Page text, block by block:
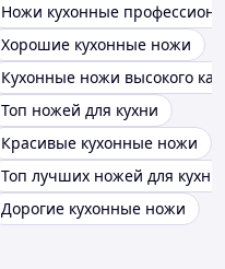
Ножи кухонные
Хорошие кухонные ножи
Кухонные ножи высокого
Топ ножей для кухни
Красивые кухонные ножи
Топ лучших ножей для кухни
Дорогие кухонные ножи